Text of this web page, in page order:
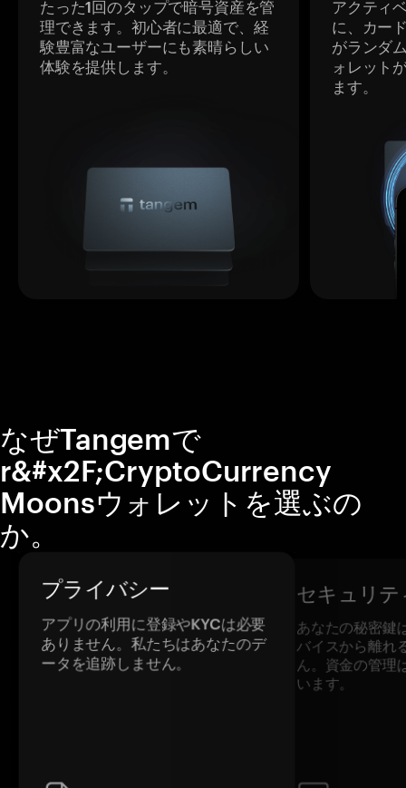
たった1回のタップで暗号資産を管
理できます。初心者に最適で、経
験豊富なユーザーにも素晴らしい
体験を提供します。
アクティ
に、カー
がランダ
ォレット
ます。
なぜTangemで
r&#x2F;CryptoCurrency
Moonsウォレットを選ぶの
か。
プライバシー
アプリの利用に登録やKYCは必要
ありません。私たちはあなたのデ
ータを追跡しません。
セキュリテ
あなたの秘密鍵
バイスから離れ
ん。資金の管理
います。